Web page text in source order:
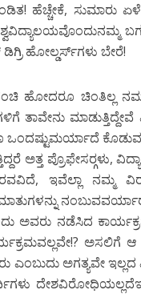
ಹೆಚ್ಚೇಕೆ, ಸುಮಾರು
ಹೋಲ್ಡರ್ಸ್‍ಗಳು ಬೇರೆ!
ಹೋದರೂ ಚಿಂತಿಲ್ಲ ನಮ್ಮ
ತಾವೇನು
ಕೊಡುವ
ಅತ್ತ ಪ್ರೊಫೇಸರ್‍ಗಳು,
ಇವೆಲ್ಲಾ ನಮ್ಮ
ಅವರು ನಡೆಸಿದ
ಅಸಲಿಗೆ
ಅಗತ್ಯವೇ ಇಲ್ಲದ